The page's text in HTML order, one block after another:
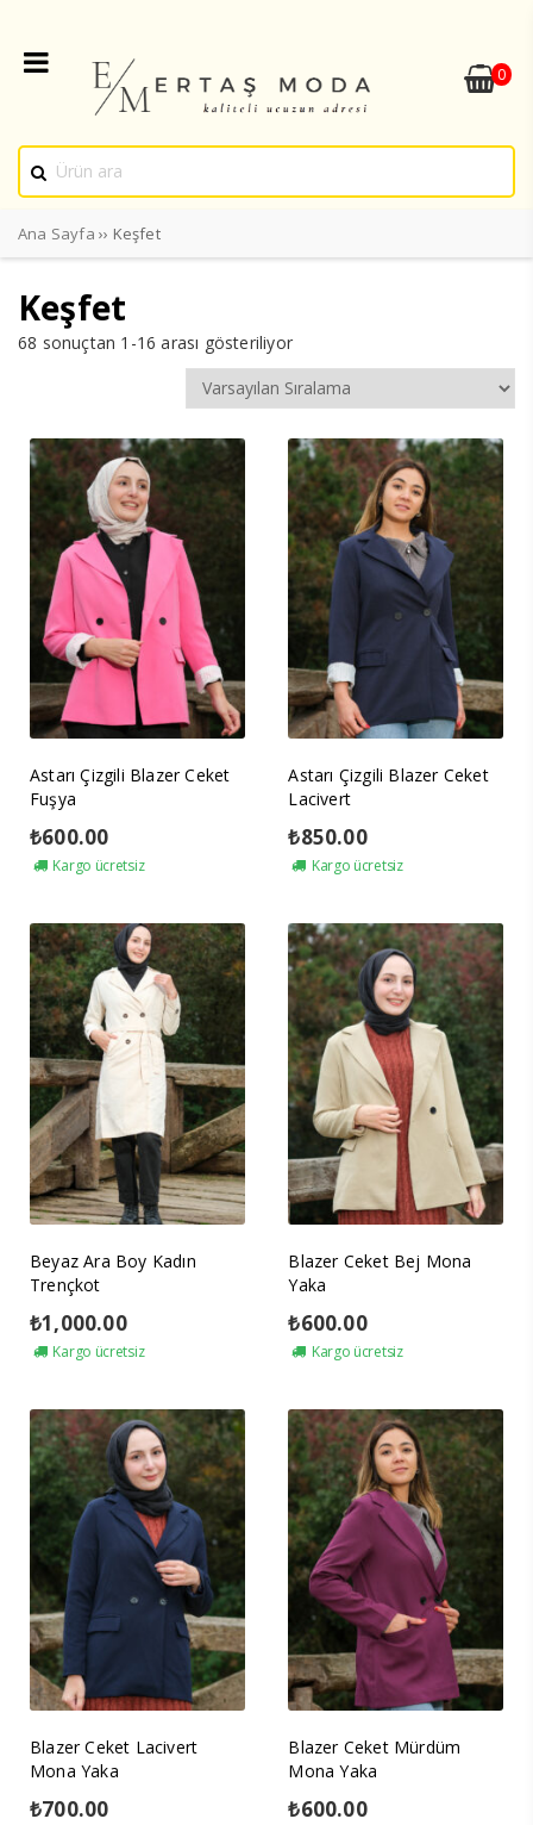
0
Ana Sayfa ›› Keşfet
Keşfet
68 sonuçtan 1-16 arası gösteriliyor
Astarı Çizgili Blazer Ceket
Fuşya
₺600.00
Kargo ücretsiz
Astarı Çizgili Blazer Ceket
Lacivert
₺850.00
Kargo ücretsiz
Beyaz Ara Boy Kadın
Trençkot
₺1,000.00
Kargo ücretsiz
Blazer Ceket Bej Mona
Yaka
₺600.00
Kargo ücretsiz
Blazer Ceket Lacivert
Mona Yaka
₺700.00
Blazer Ceket Mürdüm
Mona Yaka
₺600.00